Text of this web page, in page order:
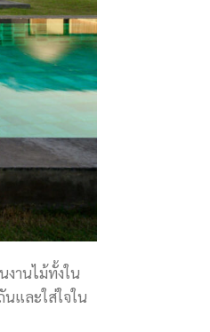
งานไม้ทั้งใน
และใส่ใจใน